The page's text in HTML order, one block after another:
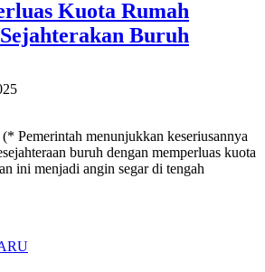
Kuota Rumah
Buruh
Pemerintah menunjukkan keseriusannya
buruh dengan memperluas kuota
ini menjadi angin segar di tengah